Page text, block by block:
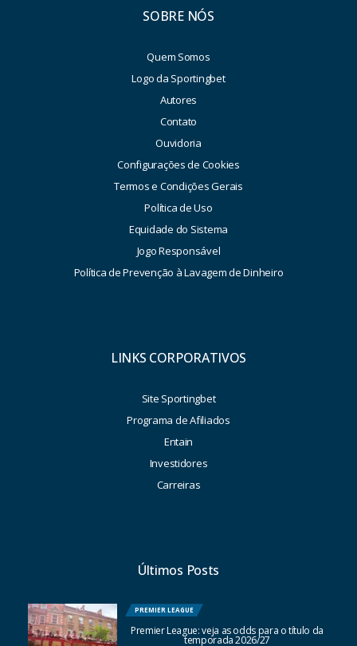
SOBRE NÓS
Quem Somos
Logo da Sportingbet
Autores
Contato
Ouvidoria
Configurações de Cookies
Termos e Condições Gerais
Política de Uso
Equidade do Sistema
Jogo Responsável
Política de Prevenção à Lavagem de Dinheiro
LINKS CORPORATIVOS
Site Sportingbet
Programa de Afiliados
Entain
Investidores
Carreiras
Últimos Posts
PREMIER LEAGUE
Premier League: veja as odds para o título da
temporada 2026/27